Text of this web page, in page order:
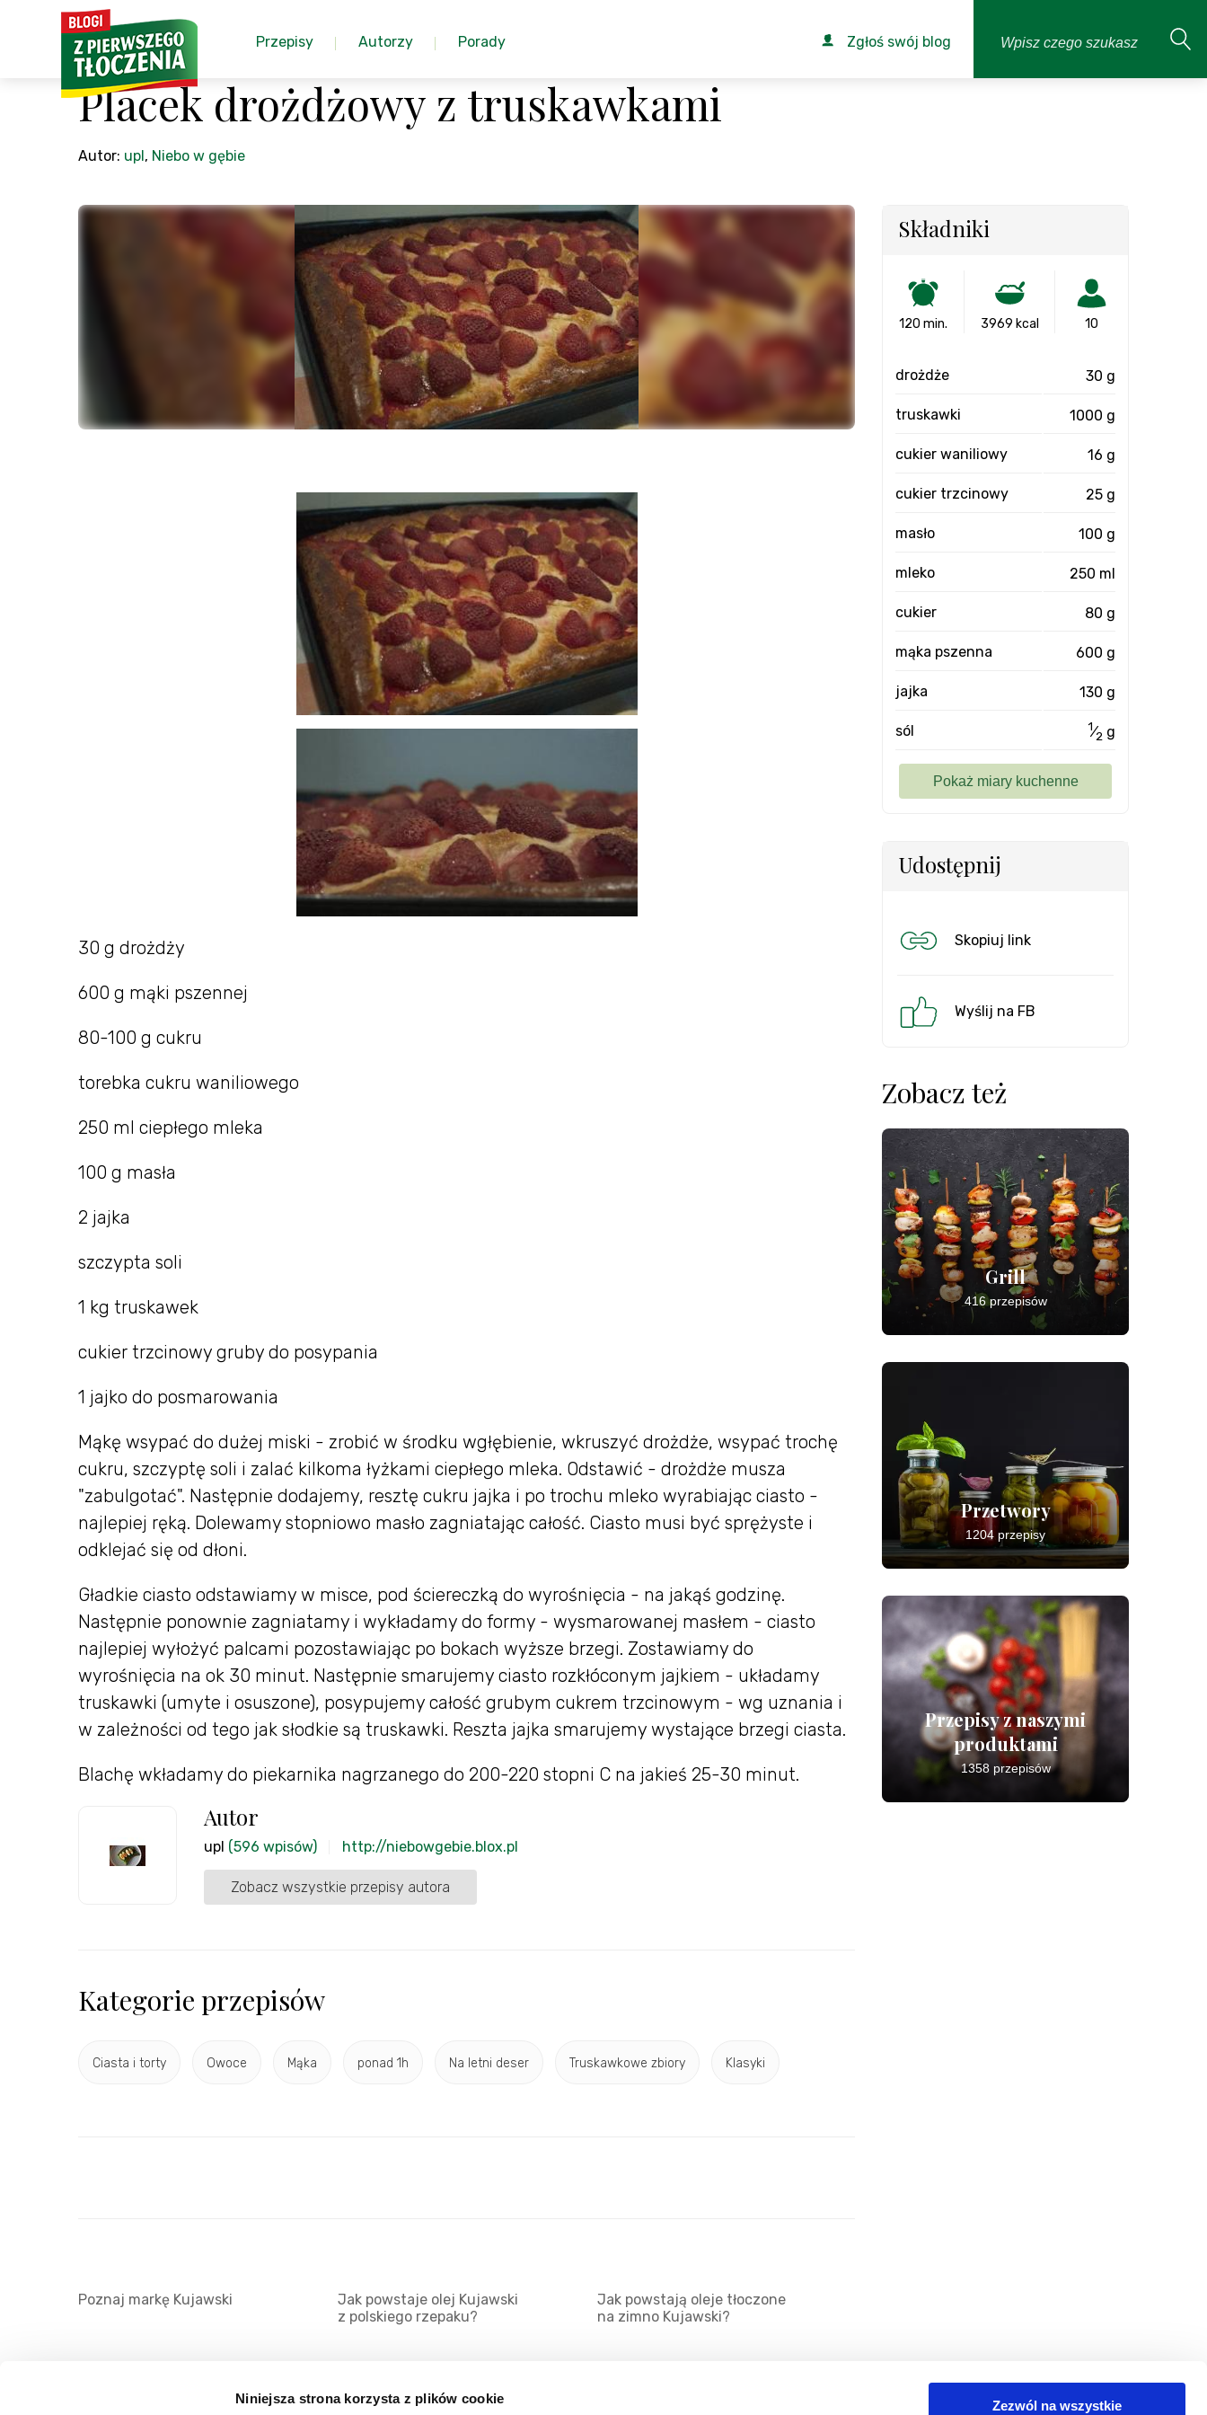
Niniejsza strona korzysta z plików cookie Zezwól na wszystkie
Przepisy Autorzy Porady Zgłoś swój blog
Placek drożdżowy z truskawkami
Autor: upl, Niebo w gębie
30 g drożdży
600 g mąki pszennej
80-100 g cukru
torebka cukru waniliowego
250 ml ciepłego mleka
100 g masła
2 jajka
szczypta soli
1 kg truskawek
cukier trzcinowy gruby do posypania
1 jajko do posmarowania
Mąkę wsypać do dużej miski - zrobić w środku wgłębienie, wkruszyć drożdże, wsypać trochę
cukru, szczyptę soli i zalać kilkoma łyżkami ciepłego mleka. Odstawić - drożdże musza
"zabulgotać". Następnie dodajemy, resztę cukru jajka i po trochu mleko wyrabiając ciasto -
najlepiej ręką. Dolewamy stopniowo masło zagniatając całość. Ciasto musi być sprężyste i
odklejać się od dłoni.
Gładkie ciasto odstawiamy w misce, pod ściereczką do wyrośnięcia - na jakąś godzinę.
Następnie ponownie zagniatamy i wykładamy do formy - wysmarowanej masłem - ciasto
najlepiej wyłożyć palcami pozostawiając po bokach wyższe brzegi. Zostawiamy do
wyrośnięcia na ok 30 minut. Następnie smarujemy ciasto rozkłóconym jajkiem - układamy
truskawki (umyte i osuszone), posypujemy całość grubym cukrem trzcinowym - wg uznania i
w zależności od tego jak słodkie są truskawki. Reszta jajka smarujemy wystające brzegi ciasta.
Blachę wkładamy do piekarnika nagrzanego do 200-220 stopni C na jakieś 25-30 minut.
Autor
upl (596 wpisów) http://niebowgebie.blox.pl
Zobacz wszystkie przepisy autora
Kategorie przepisów
Ciasta i torty Owoce Mąka ponad 1h Na letni deser Truskawkowe zbiory Klasyki
Składniki
120 min. 3969 kcal 10
drożdże 30 g
truskawki 1000 g
cukier waniliowy 16 g
cukier trzcinowy 25 g
masło 100 g
mleko 250 ml
cukier 80 g
mąka pszenna 600 g
jajka 130 g
sól 1⁄2 g
Udostępnij
Skopiuj link
Wyślij na FB
Zobacz też
Grill
416 przepisów
Przetwory
1204 przepisy
Przepisy z naszymi
produktami
1358 przepisów
Poznaj markę Kujawski
Jak powstaje olej Kujawski
z polskiego rzepaku?
Jak powstają oleje tłoczone
na zimno Kujawski?